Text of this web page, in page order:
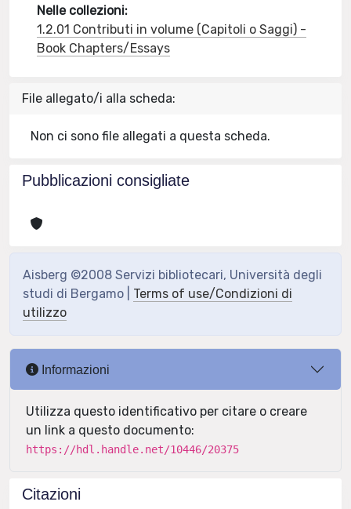
Nelle collezioni:
1.2.01 Contributi in volume (Capitoli o Saggi) -
Book Chapters/Essays
File allegato/i alla scheda:
Non ci sono file allegati a questa scheda.
Pubblicazioni consigliate
Aisberg ©2008 Servizi bibliotecari, Università degli
studi di Bergamo | Terms of use/Condizioni di
utilizzo
Informazioni
Utilizza questo identificativo per citare o creare
un link a questo documento:
https://hdl.handle.net/10446/20375
Citazioni